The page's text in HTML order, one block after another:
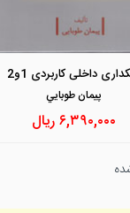
مشاهده و خرید
داخلی کاربردی 1و2
پيمان طوبايي
۶,۳۹۰,۰۰۰ریال